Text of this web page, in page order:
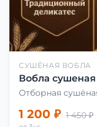
СУШЁНАЯ ВОБЛА
Вобла сушеная
Отборная
1 200 ₽ 1 450 ₽